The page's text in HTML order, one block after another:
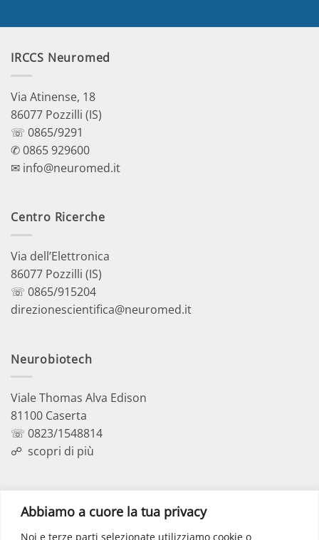
Abbiamo a cuore la tua privacy
Noi e terze parti selezionate utilizziamo cookie o
IRCCS Neuromed
Via Atinense, 18
86077 Pozzilli (IS)
☏ 0865/9291
✆ 0865 929600
✉ info@neuromed.it
Centro Ricerche
Via dell’Elettronica
86077 Pozzilli (IS)
☏ 0865/915204
direzionescientifica@neuromed.it
Neurobiotech
Viale Thomas Alva Edison
81100 Caserta
☏ 0823/1548814
☍ scopri di più